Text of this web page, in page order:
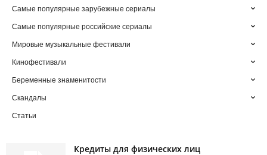
Самые популярные зарубежные сериалы
Самые популярные российские сериалы
Мировые музыкальные фестивали
Кинофестивали
Беременные знаменитости
Скандалы
Статьи
Кредиты для физических лиц